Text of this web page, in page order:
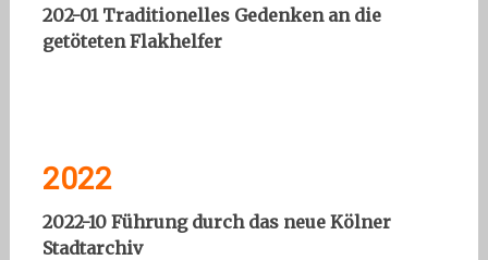
202-01 Traditionelles Gedenken an die
getöteten Flakhelfer
2022
2022-10 Führung durch das neue Kölner
Stadtarchiv